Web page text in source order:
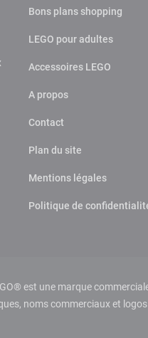
Bons plans shopping
LEGO pour adultes
Accessoires LEGO
A propos
Contact
Plan du site
Mentions légales
Politique de
est une marque
noms commerciaux et